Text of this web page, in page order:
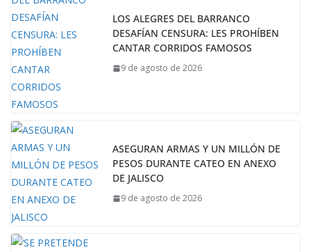
LOS ALEGRES DEL BARRANCO
DESAFÍAN CENSURA: LES PROHÍBEN
CANTAR CORRIDOS FAMOSOS
9 de agosto de 2026
ASEGURAN ARMAS Y UN MILLÓN DE
PESOS DURANTE CATEO EN ANEXO
DE JALISCO
9 de agosto de 2026